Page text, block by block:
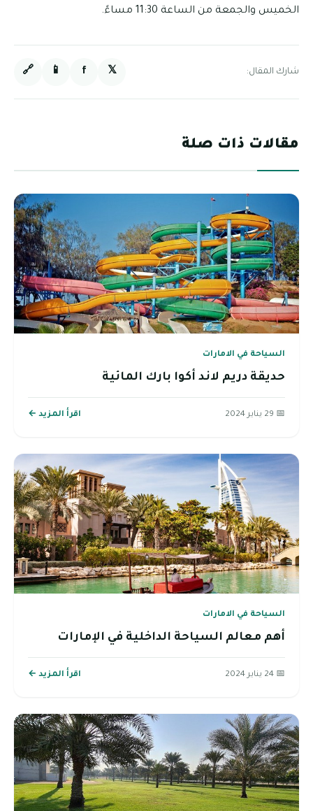
الخميس والجمعة من الساعة 11:30 مساءً.
شارك المقال: 𝕏
f
📱
🔗
مقالات ذات صلة
السياحة في الامارات
حديقة دريم لاند أكوا بارك المائية
📅 29 يناير 2024 اقرأ المزيد ←
السياحة في الامارات
أهم معالم السياحة الداخلية في الإمارات
📅 24 يناير 2024 اقرأ المزيد ←